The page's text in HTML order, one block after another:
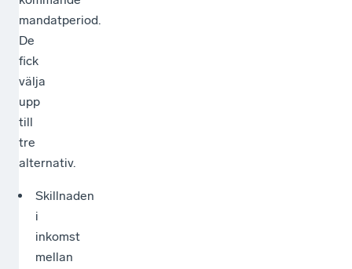
mandatperiod.
De
fick
välja
upp
till
tre
alternativ.
Skillnaden
i
inkomst
mellan